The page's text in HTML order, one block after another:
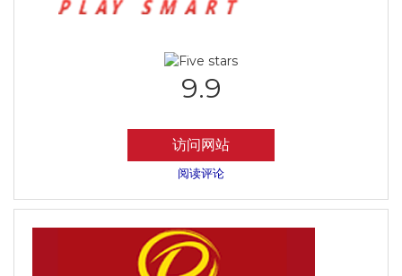
9.9
访问网站
阅读评论